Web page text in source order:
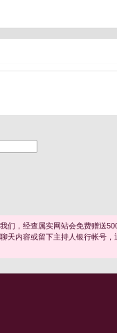
们，经查属实网站会免费赠送
天内容或留下主持人银行帐号